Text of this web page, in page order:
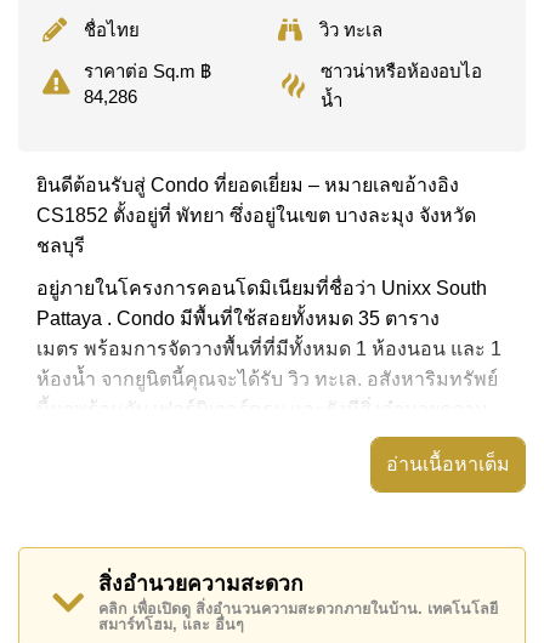
ชื่อไทย
วิว ทะเล
ราคาต่อ Sq.m ฿
84,286
ซาวน่าหรือห้องอบไอ
น้ำ
ยินดีต้อนรับสู่ Condo ที่ยอดเยี่ยม – หมายเลขอ้างอิง
CS1852 ตั้งอยู่ที่ พัทยา ซึ่งอยู่ในเขต บางละมุง จังหวัด
ชลบุรี
อยู่ภายในโครงการคอนโดมิเนียมที่ชื่อว่า Unixx South
Pattaya . Condo มีพื้นที่ใช้สอยทั้งหมด 35 ตาราง
เมตร พร้อมการจัดวางพื้นที่ที่มีทั้งหมด 1 ห้องนอน และ 1
ห้องน้ำ จากยูนิตนี้คุณจะได้รับ วิว ทะเล. อสังหาริมทรัพย์
นี้มาพร้อมกับ เฟอร์นิเจอร์ครบ และยังมีสิ่งอำนวยความ
อสังหาริมทรัพย์นี้สามารถใช้ สระว่ายน้ำ ส่วนกลาง ได้
ได้แก่ ฟิสเนส, ฟิตเนสบนชั้นดาดฟ้า, สกายเทอร์เรซ, ซาว
น่าหรือห้องอบไอน้ำ
สถานที่สำคัญใกล้ Unixx South Pattaya ได้แก่: เดินทาง
อ่านเนื้อหาเต็ม
สิ่งอำนวยความสะดวก
คลิก เพื่อเปิดดู สิ่งอำนวนความสะดวกภายในบ้าน. เทคโนโลยี
สมาร์ทโฮม, และ อื่นๆ